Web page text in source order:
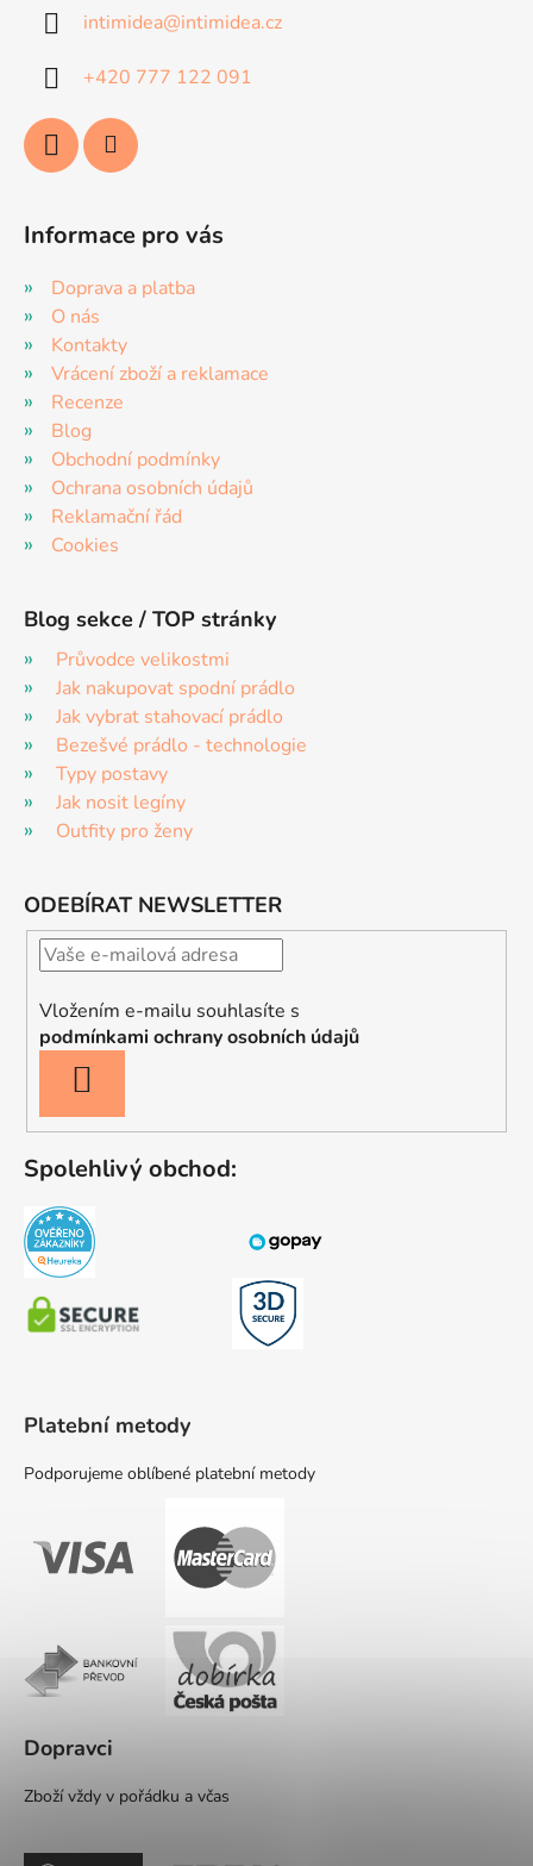
intimidea@intimidea.cz
+420 777 122 091
Informace pro vás
Doprava a platba
O nás
Kontakty
Vrácení zboží a reklamace
Recenze
Blog
Obchodní podmínky
Ochrana osobních údajů
Reklamační řád
Cookies
Blog sekce / TOP stránky
Průvodce velikostmi
Jak nakupovat spodní prádlo
Jak vybrat stahovací prádlo
Bezešvé prádlo - technologie
Typy postavy
Jak nosit legíny
Outfity pro ženy
ODEBÍRAT NEWSLETTER
Vložením e-mailu souhlasíte s
podmínkami ochrany osobních údajů
SE
Spolehlivý obchod:
Platební metody
Podporujeme oblíbené platební metody
Dopravci
Zboží vždy v pořádku a včas